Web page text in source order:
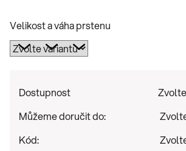
Velikost a váha prstenu
Dostupnost
Můžeme doručit do:
Kód: